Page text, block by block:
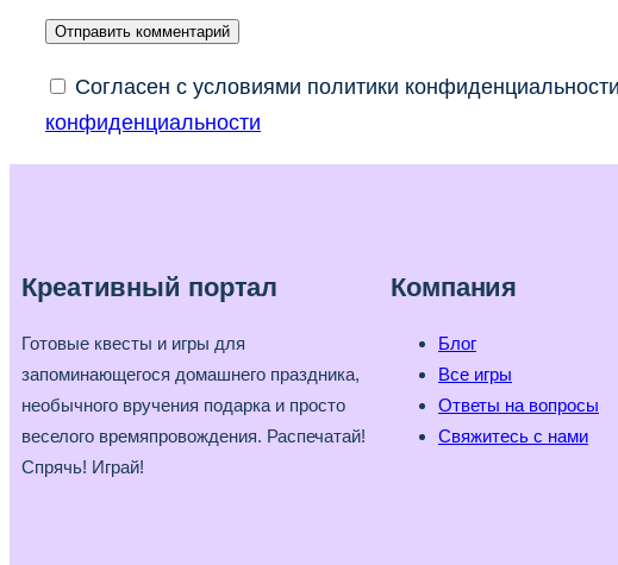
Согласен с условиями политики
конфиденциальности
Креативный портал
Готовые квесты и игры для
запоминающегося домашнего праздника,
необычного вручения подарка и просто
веселого времяпровождения. Распечатай!
Спрячь! Играй!
Компания
Блог
Все игры
Ответы на вопросы
Свяжитесь с нами